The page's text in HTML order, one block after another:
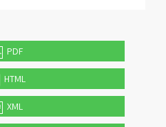
PDF
HTML
XML